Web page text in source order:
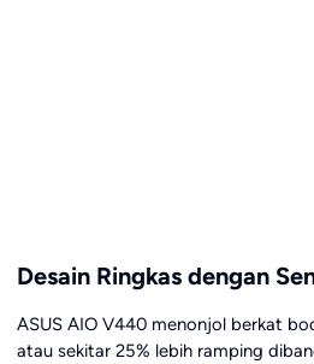
Desain Ringkas dengan
ASUS AIO V440 menonjol berkat
atau sekitar 25% lebih ramping